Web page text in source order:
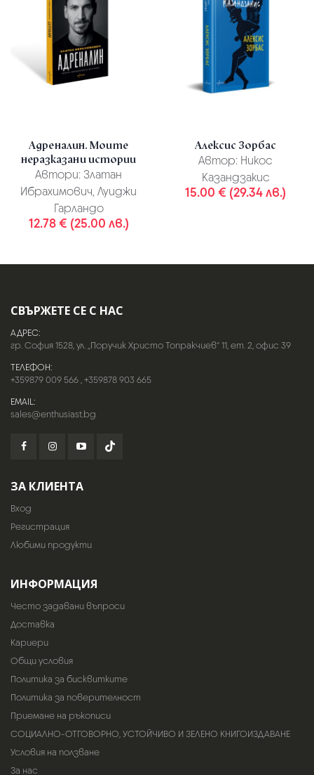
Адреналин. Моите
неразказани истории
Автори: Златан
Ибрахимович, Луиджи
Гарландо
12.78 € (25.00 лв.)
Алексис Зорбас
Автор: Никос
Казандзакис
15.00 € (29.34 лв.)
СВЪРЖЕТЕ СЕ С НАС
АДРЕС:
гр. София 1528, ул. „Поручик Христо Топракчиев“ 11, ет. 2, офис 39
ТЕЛЕФОН:
+359879 009 566,+359878 903 665
EMAIL:
sales@enthusiast.bg
ЗА КЛИЕНТА
Вход
Регистрация
Любими продукти
ИНФОРМАЦИЯ
Често задавани въпроси
Доставка
Кариери
Общи условия
Политика за бисквитките
Политика за поверителност
Приемане на ръкописи
СОЦИАЛНО-ОТГОВОРНО, УСТОЙЧИВО И ЗЕЛЕНО КНИГОИЗДАВАНЕ
Условия на ползване
За нас